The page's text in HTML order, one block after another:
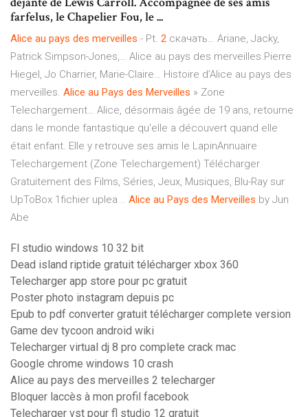
farfelus, le Chapelier Fou, le ...
Alice au pays des merveilles - Pt. 2 скачать… Ariane, Jacky,
Patrick Simpson-Jones,… Alice au pays des merveilles.Pierre
Hiegel, Jo Charrier, Marie-Claire… Histoire d’Alice au pays des
merveilles. Alice au Pays des Merveilles » Zone
Telechargement… Alice, désormais âgée de 19 ans, retourne
dans le monde fantastique qu'elle a découvert quand elle
était enfant. Elle y retrouve ses amis le LapinAnnuaire
Telechargement (Zone Telechargement) Télécharger
Gratuitement des Films, Séries, Jeux, Musiques, Blu-Ray sur
UpToBox 1fichier uplea .. Alice au Pays des Merveilles by Jun
Abe
Fl studio windows 10 32 bit
Dead island riptide gratuit télécharger xbox 360
Telecharger app store pour pc gratuit
Poster photo instagram depuis pc
Epub to pdf converter gratuit télécharger complete version
Game dev tycoon android wiki
Telecharger virtual dj 8 pro complete crack mac
Google chrome windows 10 crash
Alice au pays des merveilles 2 telecharger
Bloquer laccès à mon profil facebook
Telecharger vst pour fl studio 12 gratuit